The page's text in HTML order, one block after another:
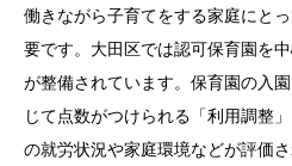
働きながら子育てをする家庭にと
要です。大田区では認可保育園を
が整備されています。保育園の入
じて点数がつけられる「利用調整
の就労状況や家庭環境などが評価さ